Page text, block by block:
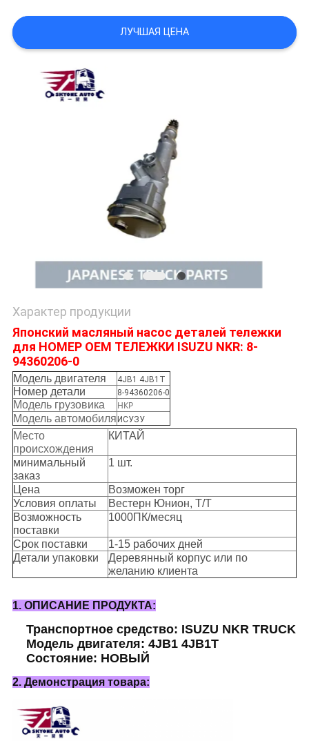
PRIVACY
POLICY
ЛУЧШАЯ ЦЕНА
Характер продукции
Японский масляный насос деталей тележки
для НОМЕР OEM ТЕЛЕЖКИ ISUZU NKR: 8-
94360206-0
Модель двигателя 4JB1 4JB1T
Номер детали 8-94360206-0
Модель грузовика
НКР
Модель автомобиля ИСУЗУ
Место
происхождения
КИТАЙ
минимальный
заказ
1 шт.
Цена
Возможен торг
Условия оплаты
Вестерн Юнион, Т/Т
Возможность
поставки
1000ПК/месяц
Срок поставки
1-15 рабочих дней
Детали упаковки
Деревянный корпус или по
желанию клиента
1. ОПИСАНИЕ ПРОДУКТА:
Транспортное средство: ISUZU NKR TRUCK
Модель двигателя: 4JB1 4JB1T
Состояние: НОВЫЙ
2. Демонстрация товара: